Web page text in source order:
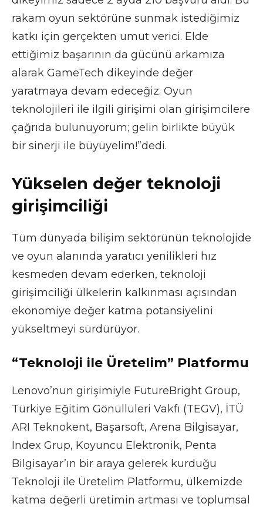
rakam oyun sektörüne sunmak istediğimiz
katkı için gerçekten umut verici. Elde
ettiğimiz başarının da gücünü arkamıza
alarak GameTech dikeyinde değer
yaratmaya devam edeceğiz. Oyun
teknolojileri ile ilgili girişimi olan girişimcilere
çağrıda bulunuyorum; gelin birlikte büyük
bir sinerji ile büyüyelim!”dedi.
Yükselen değer teknoloji
girişimciliği
Tüm dünyada bilişim sektörünün teknolojide
ve oyun alanında yaratıcı yenilikleri hız
kesmeden devam ederken, teknoloji
girişimciliği ülkelerin kalkınması açısından
ekonomiye değer katma potansiyelini
yükseltmeyi sürdürüyor.
“Teknoloji ile Üretelim” Platformu
Lenovo’nun girişimiyle FutureBright Group,
Türkiye Eğitim Gönüllüleri Vakfı (TEGV), İTÜ
ARI Teknokent, Başarsoft, Arena Bilgisayar,
Index Grup, Koyuncu Elektronik, Penta
Bilgisayar’ın bir araya gelerek kurduğu
Teknoloji ile Üretelim Platformu, ülkemizde
katma değerli üretimin artması ve toplumsal